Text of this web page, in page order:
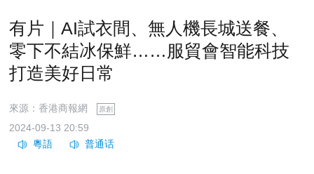
有片｜AI試衣間、無人機長城送餐、
零下不結冰保鮮……服貿會智能科技
打造美好日常
來源：香港商報網 原創
2024-09-13 20:59